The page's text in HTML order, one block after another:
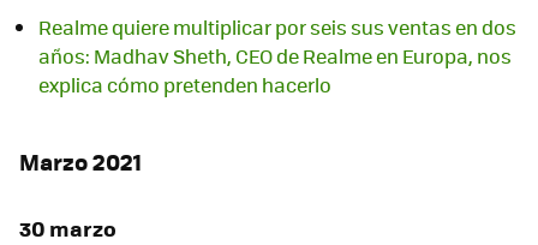
Realme quiere multiplicar por seis sus ventas en dos
años: Madhav Sheth, CEO de Realme en Europa, nos
explica cómo pretenden hacerlo
Marzo 2021
30 marzo